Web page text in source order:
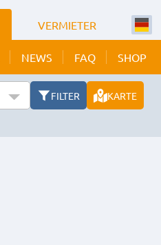
VERMIETER
NEWS FAQ SHOP
FILTER
KARTE